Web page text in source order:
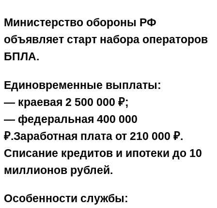
Министерство обороны РФ
объявляет старт набора операторов
БПЛА.
Единовременные выплаты:
— краевая 2 500 000 ₽;
— федеральная 400 000
₽.Заработная плата от 210 000 ₽.
Списание кредитов и ипотеки до 10
миллионов рублей.
Особенности службы: